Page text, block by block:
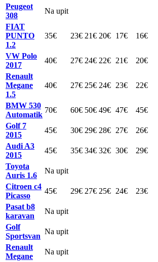
Peugeot
308
Na upit
FIAT
PUNTO
1.2
35€ 23€ 21€ 20€ 17€ 16€
VW Polo
2017
40€ 27€ 24€ 22€ 21€
20€
Renault
Megane
1.5
40€ 27€ 25€ 24€ 23€ 22€
BMW 530
Automatik
70€ 60€ 50€ 49€ 47€
45€
Golf 7
2015
45€ 30€ 29€ 28€ 27€
26€
Audi A3
2015
45€ 35€ 34€ 32€ 30€
29€
Toyota
Auris 1.6
Na upit
Citroen c4
Picasso
45€ 29€ 27€ 25€ 24€
23€
Pasat b8
karavan
Na upit
Golf
Sportsvan
Na upit
Renault
Megane
Na upit